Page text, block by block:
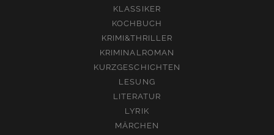
KLASSIKER
KOCHBUCH
KRIMI&THRILLER
KRIMINALROMAN
KURZGESCHICHTEN
LESUNG
LITERATUR
LYRIK
MÄRCHEN